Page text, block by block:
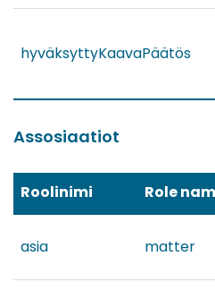
hyväksyttyKaavaPäätös
Assosiaatiot
Roolinimi Role
asia matter